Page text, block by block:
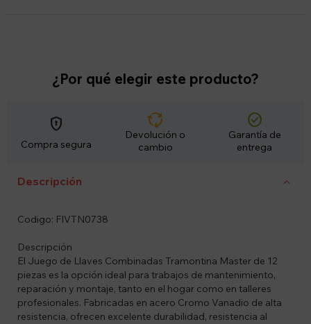
¿Por qué elegir este producto?
encrypted
Compra segura
cycle
Devolución o
cambio
check_circle
Garantía de
entrega
Descripción
Codigo: FIVTN0738
Descripción
El Juego de Llaves Combinadas Tramontina Master de 12
piezas es la opción ideal para trabajos de mantenimiento,
reparación y montaje, tanto en el hogar como en talleres
profesionales. Fabricadas en acero Cromo Vanadio de alta
resistencia, ofrecen excelente durabilidad, resistencia al